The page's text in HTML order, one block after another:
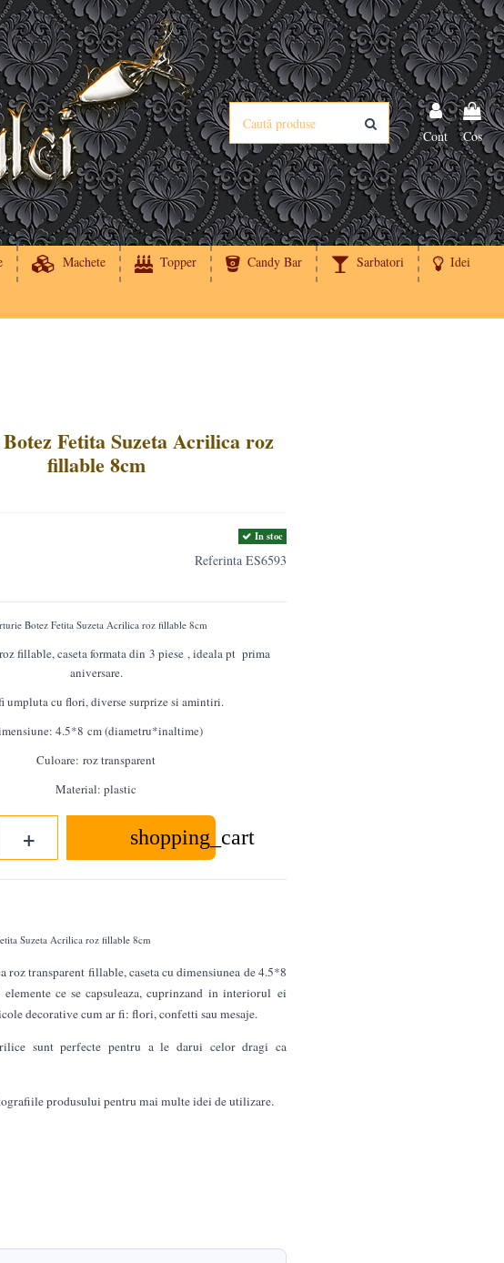
Cont Cos
Machete Topper Candy Bar Sarbatori Idei
Fetita Suzeta Acrilica roz
fillable 8cm
Referinta ES6593
In stoc
Botez Fetita Suzeta Acrilica roz fillable 8cm
fillable, caseta formata din 3 piese , ideala pt prima
aniversare.
umpluta cu flori, diverse surprize si amintiri.
4.5*8 cm (diametru*inaltime)
Culoare: roz transparent
Material: plastic
+ shopping_cart
Suzeta Acrilica roz fillable 8cm
roz transparent fillable, caseta cu dimensiunea de 4.5*8
ce se capsuleaza, cuprinzand in interiorul ei
decorative cum ar fi: flori, confetti sau mesaje.
sunt perfecte pentru a le darui celor dragi ca
produsului pentru mai multe idei de utilizare.